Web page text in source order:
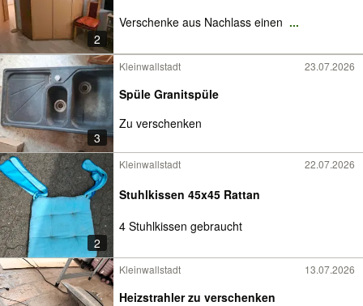
2
Verschenke aus Nachlass einen ...
3
Kleinwallstadt 23.07.2026
Spüle Granitspüle
Zu verschenken
2
Kleinwallstadt 22.07.2026
Stuhlkissen 45x45 Rattan
4 Stuhlkissen gebraucht
Kleinwallstadt 13.07.2026
Heizstrahler zu verschenken